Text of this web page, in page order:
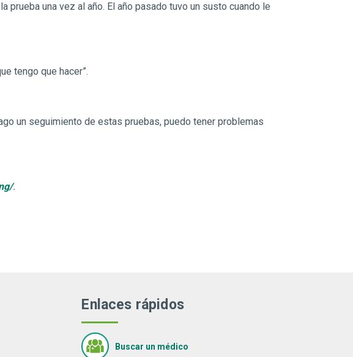
una vez al año. El año pasado tuvo un susto cuando le
tengo que hacer”.
un seguimiento de estas pruebas, puedo tener problemas
.
Enlaces rápidos
Buscar un médico